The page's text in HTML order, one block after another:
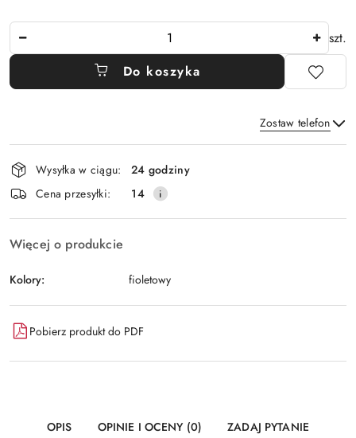
szt.
Do koszyka
Zostaw telefon
Wyślij
Dostępność
i
dostawa
Wysyłka w ciągu:
24 godziny
Cena przesyłki:
14
Więcej o produkcie
Kolory: fioletowy
Pobierz produkt do PDF
OPIS OPINIE I OCENY (0) ZADAJ PYTANIE